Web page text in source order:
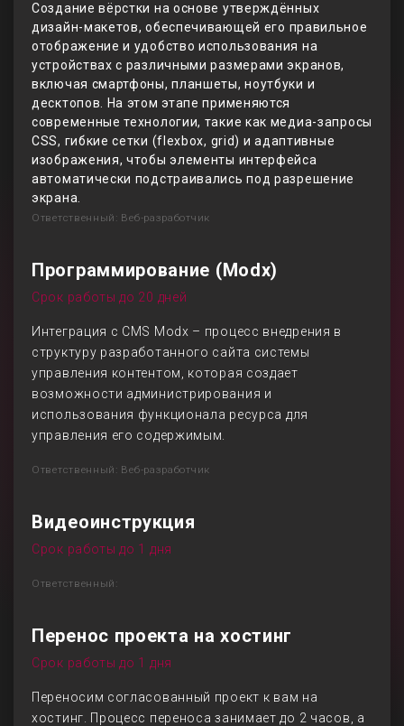
Создание вёрстки на основе утверждённых
дизайн-макетов, обеспечивающей его правильное
отображение и удобство использования на
устройствах с различными размерами экранов,
включая смартфоны, планшеты, ноутбуки и
десктопов. На этом этапе применяются
современные технологии, такие как медиа-запросы
CSS, гибкие сетки (flexbox, grid) и адаптивные
изображения, чтобы элементы интерфейса
автоматически подстраивались под разрешение
экрана.
Ответственный: Веб-разработчик
Программирование (Modx)
Срок работы до 20 дней
Интеграция с CMS Modx – процесс внедрения в
структуру разработанного сайта системы
управления контентом, которая создает
возможности администрирования и
использования функционала ресурса для
управления его содержимым.
Ответственный: Веб-разработчик
Видеоинструкция
Срок работы до 1 дня
Ответственный:
Перенос проекта на хостинг
Срок работы до 1 дня
Переносим согласованный проект к вам на
хостинг. Процесс переноса занимает до 2 часов, а